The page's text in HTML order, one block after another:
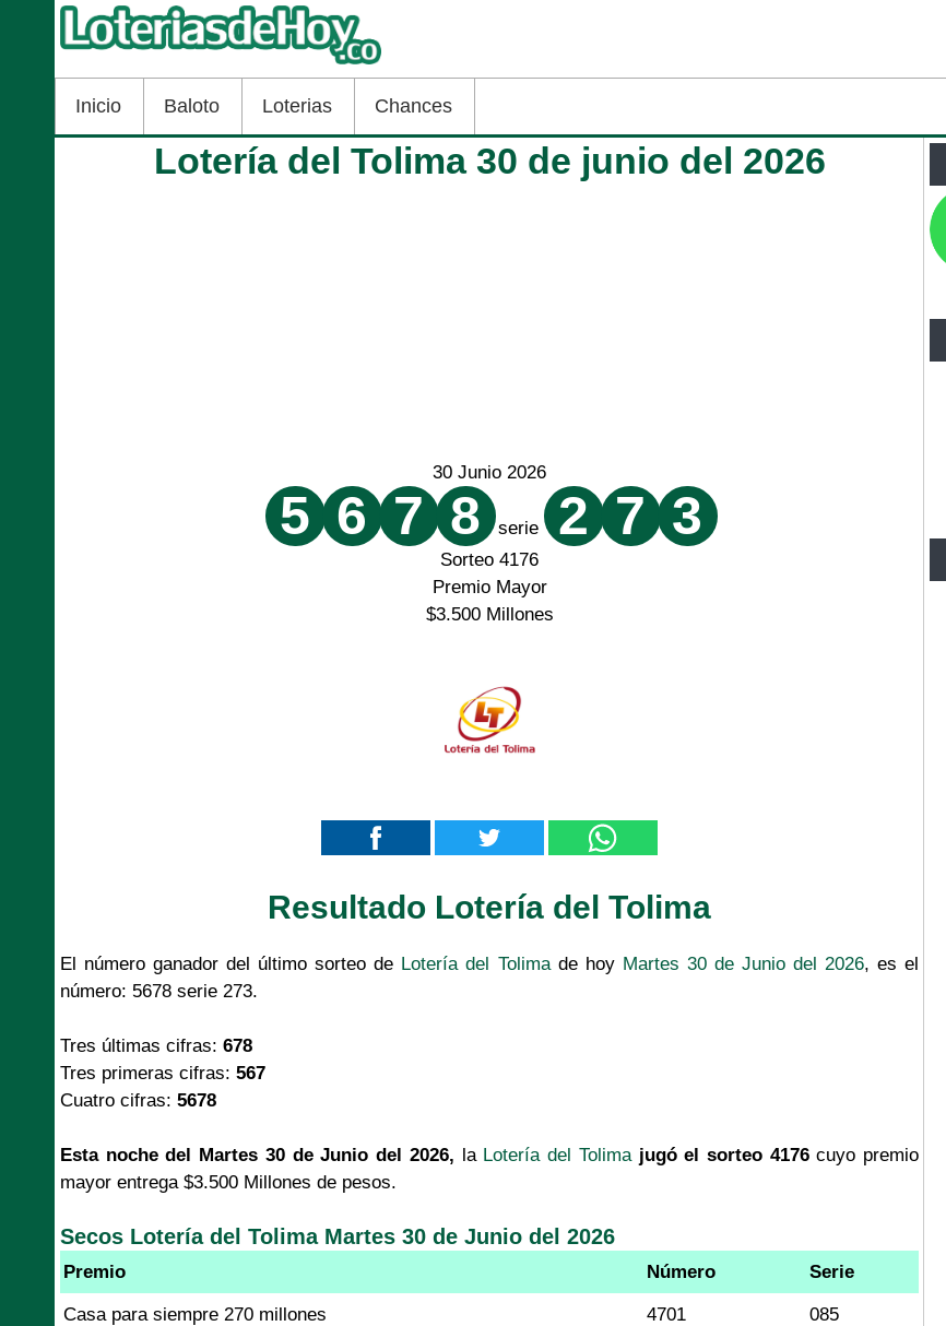
Inicio Baloto Loterias Chances
Lotería del Tolima 30 de junio del 2026
30 Junio 2026
5 6 7 8 serie 2 7 3
Sorteo 4176
Premio Mayor
$3.500 Millones
Resultado Lotería del Tolima
El número ganador del último sorteo de Lotería del Tolimade hoy Martes 30 de Junio del 2026, es el
número: 5678 serie 273.
Tres últimas cifras: 678
Tres primeras cifras: 567
Cuatro cifras: 5678
Esta noche del Martes 30 de Junio del 2026, la Lotería del Tolima jugó el sorteo 4176cuyo premio
mayor entrega $3.500 Millones de pesos.
Secos Lotería del Tolima Martes 30 de Junio del 2026
Premio Número Serie
Casa para siempre 270 millones 4701 085